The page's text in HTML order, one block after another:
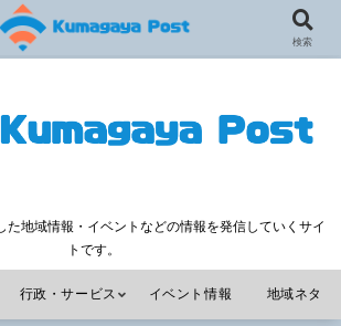
た地域情報・イベントなどの情報を発信していくサイ
トです。
行政・サービス イベント情報 地域ネタ
検索